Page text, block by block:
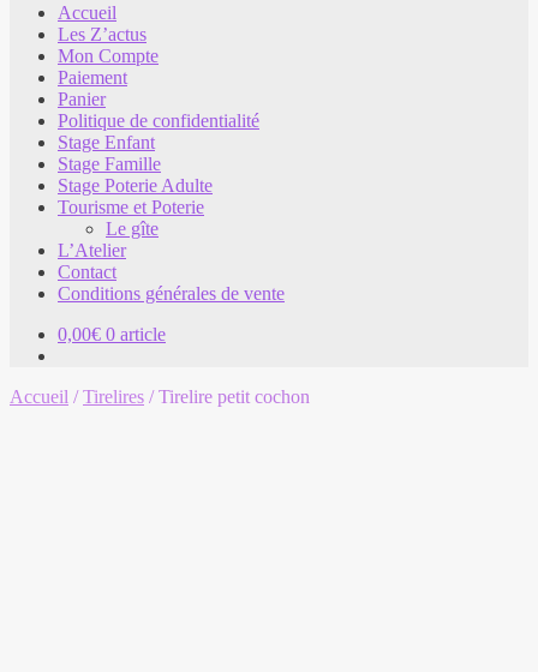
Accueil
Les Z’actus
Mon Compte
Paiement
Panier
Politique de confidentialité
Stage Enfant
Stage Famille
Stage Poterie Adulte
Tourisme et Poterie
Le gîte
L’Atelier
Contact
Conditions générales de vente
0,00€ 0 article
Accueil /Tirelires /Tirelire petit cochon